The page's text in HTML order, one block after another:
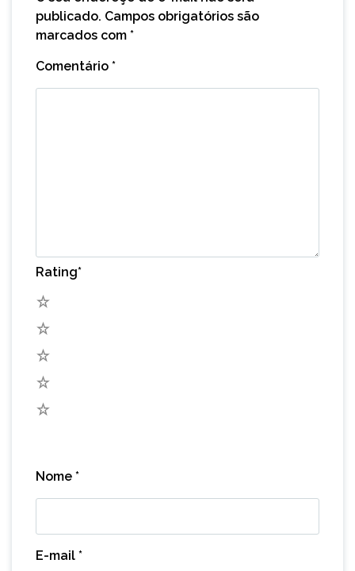
publicado. Campos obrigatórios são
marcados com *
Comentário *
Rating*
Nome *
E-mail *